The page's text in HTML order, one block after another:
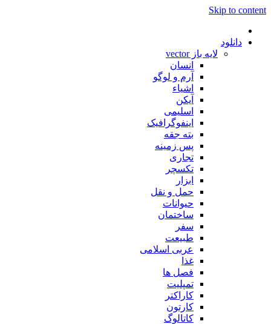
Skip to content
دانلود
لایه باز vector
انسان
آرم و لوگو
اشیاء
آیکن
اسلیمی
اینفوگرافیک
بته جقه
پس زمینه
تجاری
تکسچر
ابزار
حمل و نقل
حیوانات
ساختمان
سفر
طبیعت
عربی اسلامی
غذا
فصل ها
تمپلیت
کاراکتر
کارتون
کاتالوگ